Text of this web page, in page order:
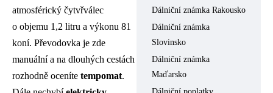
atmosférický čytvřválec
o objemu 1,2 litru a výkonu 81
koní. Převodovka je zde
manuální a na dlouhých cestách
rozhodně oceníte tempomat.
Dálniční známka Rakousko
Dálniční známka
Slovinsko
Dálniční známka
Maďarsko